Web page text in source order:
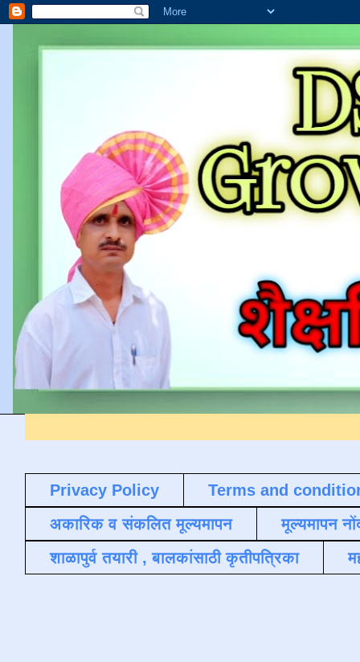
Privacy Policy
Terms and
अकारिक व संकलित मूल्यमापन
मूल्यमापन
शाळापुर्व तयारी , बालकांसाठी कृतीपत्रिका